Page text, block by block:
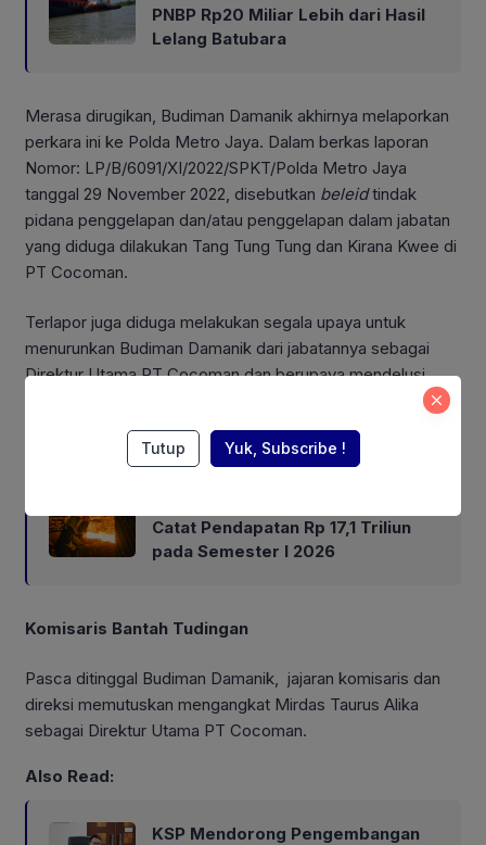
PNBP Rp20 Miliar Lebih dari Hasil
Lelang Batubara
Merasa dirugikan, Budiman Damanik akhirnya melaporkan
perkara ini ke Polda Metro Jaya. Dalam berkas laporan
Nomor: LP/B/6091/XI/2022/SPKT/Polda Metro Jaya
tanggal 29 November 2022, disebutkan beleidtindak
pidana penggelapan dan/atau penggelapan dalam jabatan
yang diduga dilakukan Tang Tung Tung dan Kirana Kwee di
PT Cocoman.
Terlapor juga diduga melakukan segala upaya untuk
menurunkan Budiman Damanik dari jabatannya sebagai
Direktur Utama PT Cocoman dan berupaya mendelusi
Catat Pendapatan Rp 17,1 Triliun
pada Semester I 2026
Komisaris Bantah Tudingan
Pasca ditinggal Budiman Damanik, jajaran komisaris dan
direksi memutuskan mengangkat Mirdas Taurus Alika
sebagai Direktur Utama PT Cocoman.
Also Read:
KSP Mendorong Pengembangan
Tutup Yuk, Subscribe !